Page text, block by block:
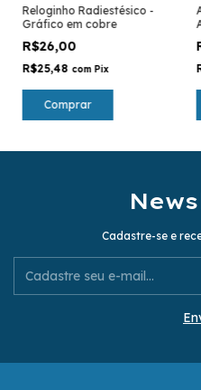
Reloginho Radiestésico -
Gráfico em cobre
R$26,00
R$25,48 com Pix
Comprar
Cadastre-se e